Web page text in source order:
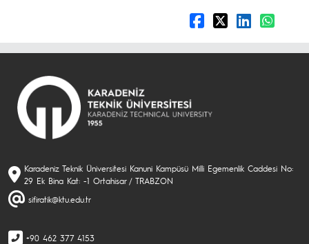
Karadeniz Teknik Üniversitesi Kanuni Kampüsü Milli Egemenlik Caddesi No:
29 Ek Bina Kat: -1 Ortahisar / TRABZON
sifiratik@ktu.edu.tr
+90 462 377 4153